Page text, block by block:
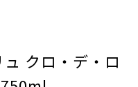
クロ・デ・ロ